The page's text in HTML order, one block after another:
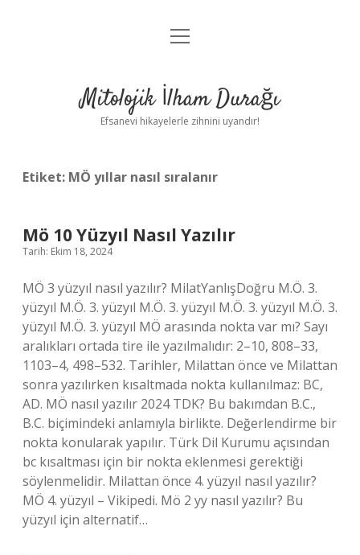
Anasayfa
Yasal Uyarı
menüyü
Mitolojik İlham Durağı
Efsanevi hikayelerle zihnini uyandır!
Etiket: MÖ yıllar nasıl sıralanır
Mö 10 Yüzyıl Nasıl Yazılır
Tarih: Ekim 18, 2024
MÖ 3 yüzyıl nasıl yazılır? MilatYanlışDoğru M.Ö. 3.
yüzyıl M.Ö. 3. yüzyıl M.Ö. 3. yüzyıl M.Ö. 3. yüzyıl M.Ö. 3.
yüzyıl M.Ö. 3. yüzyıl MÖ arasında nokta var mı? Sayı
aralıkları ortada tire ile yazılmalıdır: 2–10, 808–33,
1103–4, 498–532. Tarihler, Milattan önce ve Milattan
sonra yazılırken kısaltmada nokta kullanılmaz: BC,
AD. MÖ nasıl yazılır 2024 TDK? Bu bakımdan B.C.,
B.C. biçimindeki anlamıyla birlikte. Değerlendirme bir
nokta konularak yapılır. Türk Dil Kurumu açısından
bc kısaltması için bir nokta eklenmesi gerektiği
söylenmelidir. Milattan önce 4. yüzyıl nasıl yazılır?
MÖ 4. yüzyıl – Vikipedi. Mö 2 yy nasıl yazılır? Bu
yüzyıl için alternatif…